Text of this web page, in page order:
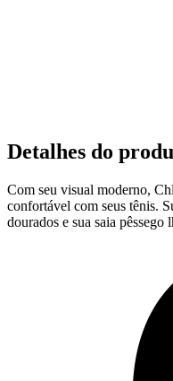
Detalhes do
Com seu visual moderno,
confortável com seus tênis.
dourados e sua saia pêssego